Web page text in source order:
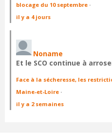
blocage du 10 septembre ·
il y a 4 jours
Noname
Et le SCO continue à
Face à la sécheresse, les
Maine-et-Loire ·
il y a 2 semaines